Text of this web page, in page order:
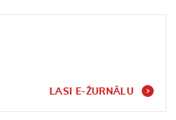
LASI E-ŽURNĀLU